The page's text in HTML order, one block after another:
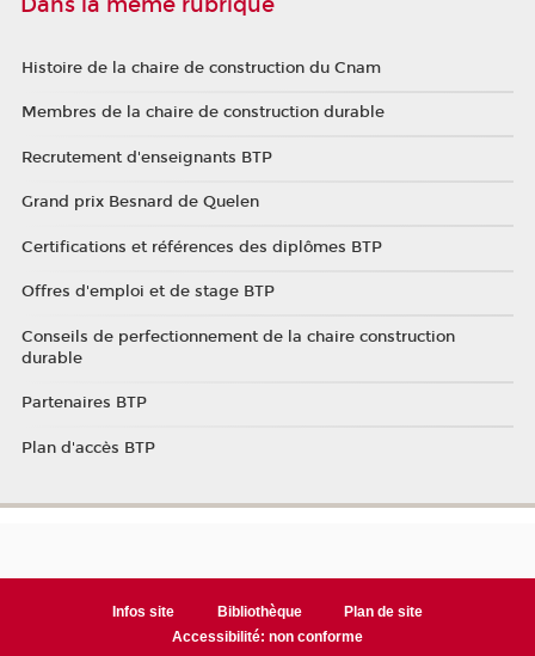
Histoire de la chaire de construction du Cnam
Membres de la chaire de construction durable
Recrutement d'enseignants BTP
Grand prix Besnard de Quelen
Certifications et références des diplômes BTP
Offres d'emploi et de stage BTP
Conseils de perfectionnement de la chaire construction
durable
Partenaires BTP
Plan d'accès BTP
Infos site Bibliothèque
Plan de site
Accessibilité: non conforme